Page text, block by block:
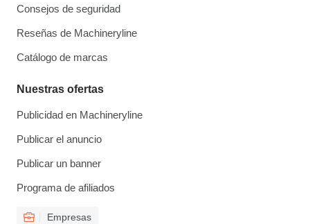
Consejos de seguridad
Reseñas de Machineryline
Catálogo de marcas
Nuestras ofertas
Publicidad en Machineryline
Publicar el anuncio
Publicar un banner
Programa de afiliados
Empresas